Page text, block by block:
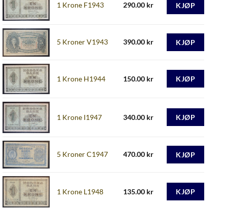
1 Krone F1943 290.00 kr KJØP
5 Kroner V1943 390.00 kr KJØP
1 Krone H1944 150.00 kr KJØP
1 Krone I1947 340.00 kr KJØP
5 Kroner C1947 470.00 kr KJØP
1 Krone L1948 135.00 kr KJØP